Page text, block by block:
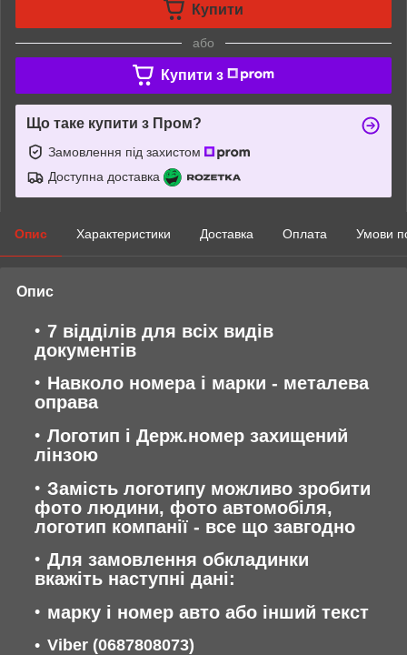
Купити
або
Купити з
Що таке купити з Пром?
Замовлення під захистом
Доступна доставка
Опис Характеристики Доставка Оплата Умови
Опис
7 відділів для всіх видів
документів
Навколо номера і марки - металева
оправа
Логотип і Держ.номер захищений
лінзою
Замість логотипу можливо зробити
фото людини, фото автомобіля,
логотип компанії - все що завгодно
Для замовлення обкладинки
вкажіть наступні дані:
марку і номер авто або інший текст
Viber (0687808073)